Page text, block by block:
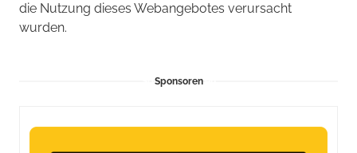
die Nutzung dieses Webangebotes verursacht
wurden.
Sponsoren